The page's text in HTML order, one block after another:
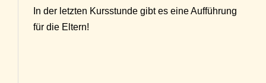
In der letzten Kursstunde gibt es eine Aufführung
für die Eltern!